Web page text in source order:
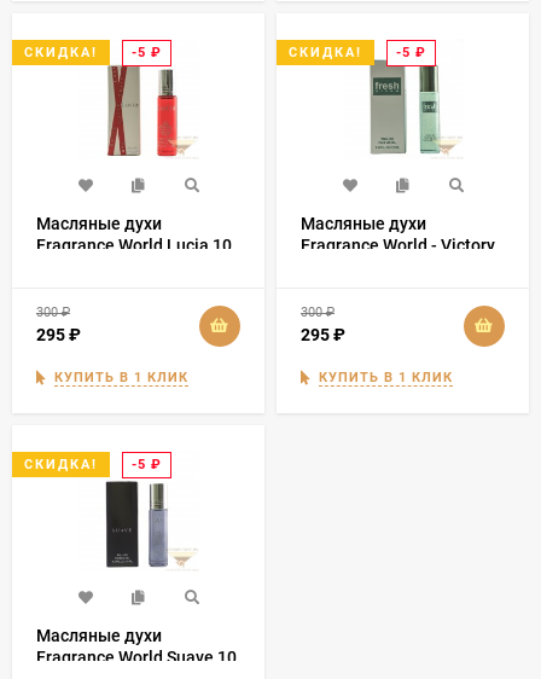
СКИДКА! -5 ₽
Масляные духи
Fragrance World Lucia 10
300₽
295₽
КУПИТЬ В 1 КЛИК
СКИДКА! -5 ₽
Масляные духи
Fragrance World - Victory
300₽
295₽
КУПИТЬ В 1 КЛИК
СКИДКА! -5 ₽
Масляные духи
Fragrance World Suave 10